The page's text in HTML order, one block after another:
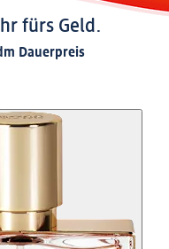
fürs Geld.
Dauerpreis